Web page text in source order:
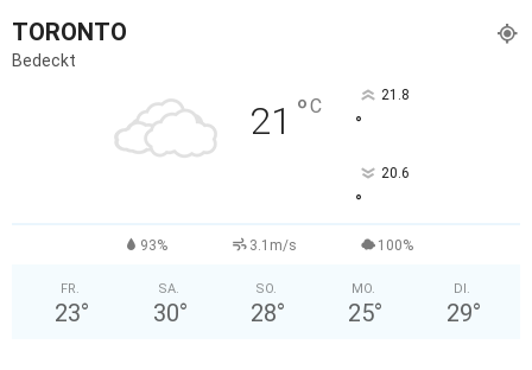
TORONTO
Bedeckt
21 °C 21.8
°
20.6
°
93% 3.1m/s 100%
FR.
23°
SA.
30°
SO.
28°
MO.
25°
DI.
29°